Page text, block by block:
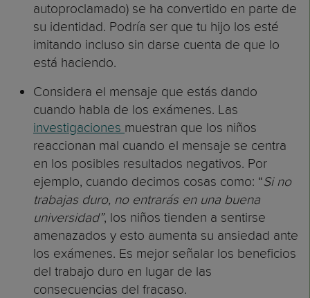
autoproclamado) se ha convertido en parte de
su identidad. Podría ser que tu hijo los esté
imitando incluso sin darse cuenta de que lo
está haciendo.
Considera el mensaje que estás dando
cuando habla de los exámenes. Las
investigaciones muestran que los niños
reaccionan mal cuando el mensaje se centra
en los posibles resultados negativos. Por
ejemplo, cuando decimos cosas como: “Si no
trabajas duro, no entrarás en una buena
universidad”, los niños tienden a sentirse
amenazados y esto aumenta su ansiedad ante
los exámenes. Es mejor señalar los beneficios
del trabajo duro en lugar de las
consecuencias del fracaso.